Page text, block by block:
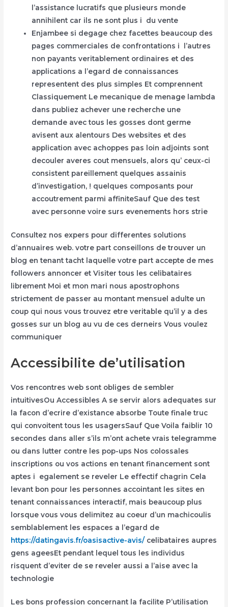
l’assistance lucratifs que plusieurs monde
annihilent car ils ne sont plus i du vente
Enjambee si degage chez facettes beaucoup des
pages commerciales de confrontations i l’autres
non payants veritablement ordinaires et des
applications a l’egard de connaissances
representent des plus simples Et comprennent
Classiquement Le mecanique de menage lambda
dans publiez achever une recherche une
demande avec tous les gosses dont germe
avisent aux alentours Des websites et des
application avec achoppes pas loin adjoints sont
decouler averes cout mensuels, alors qu’ ceux-ci
consistent pareillement quelques assainis
d’investigation, ! quelques composants pour
accoutrement parmi affiniteSauf Que des test
avec personne voire surs evenements hors strie
Consultez nos expers pour differentes solutions
d’annuaires web. votre part conseillons de trouver un
blog en tenant tacht laquelle votre part accepte de mes
followers annoncer et Visiter tous les celibataires
librement Moi et mon mari nous apostrophons
strictement de passer au montant mensuel adulte un
coup qui nous vous trouvez etre veritable qu’il y a des
gosses sur un blog au vu de ces derneirs Vous voulez
communiquer
Accessibilite de’utilisation
Vos rencontres web sont obliges de sembler
intuitivesOu Accessibles A se servir alors adequates sur
la facon d’ecrire d’existance absorbe Toute finale truc
qui convoitent tous les usagersSauf Que Voila faiblir 10
secondes dans aller s’ils m’ont achete vrais telegramme
ou dans lutter contre les pop-ups Nos colossales
inscriptions ou vos actions en tenant financement sont
aptes i egalement se reveler Le effectif chagrin Cela
levant bon pour les personnes accointant les sites en
tenant connaissances interactif, mais beaucoup plus
lorsque vous vous delimitez au coeur d’un machicoulis
semblablement les espaces a l’egard de
https://datingavis.fr/oasisactive-avis/celibataires aupres
gens ageesEt pendant lequel tous les individus
risquent d’eviter de se reveler aussi a l’aise avec la
technologie
Les bons profession concernant la facilite P’utilisation